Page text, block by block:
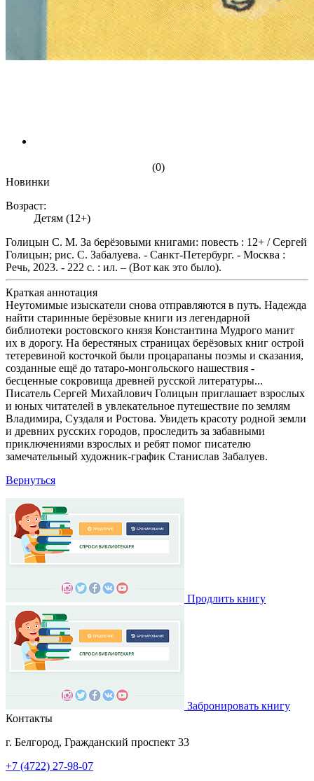
(0)
Новинки
Возраст:
Детям (12+)
Голицын С. М. За берёзовыми книгами: повесть : 12+ / Сергей
Голицын; рис. С. Забалуева. - Санкт-Петербург. - Москва :
Речь, 2023. - 222 с. : ил. – (Вот как это было).
Краткая аннотация
Неутомимые изыскатели снова отправляются в путь. Надежда
найти старинные берёзовые книги из легендарной
библиотеки ростовского князя Константина Мудрого манит
их в дорогу. На берестяных страницах берёзовых книг острой
тетеревиной косточкой были процарапаны поэмы и сказания,
созданные ещё до татаро-монгольского нашествия -
бесценные сокровища древней русской литературы...
Писатель Сергей Михайлович Голицын приглашает взрослых
и юных читателей в увлекательное путешествие по землям
Владимира, Суздаля и Ростова. Увидеть красоту родной земли
и древних русских городов, проследить за забавными
приключениями взрослых и ребят помог писателю
замечательный художник-график Станислав Забалуев.
Вернуться
Продлить книгу
Забронировать книгу
Контакты
г. Белгород, Гражданский проспект 33
+7 (4722) 27-98-07